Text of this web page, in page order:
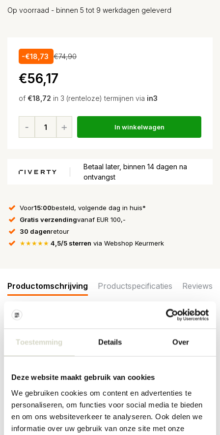
Toestemming Details Over
Deze website maakt gebruik van cookies
We gebruiken cookies om content en advertenties te
personaliseren, om functies voor social media te bieden
en om ons websiteverkeer te analyseren. Ook delen we
informatie over uw gebruik van onze site met onze
Op voorraad - binnen 5 tot 9 werkdagen geleverd
-€18,73 €74,90
€56,17
of €18,72 in 3 (renteloze) termijnen via in3
In winkelwagen
Betaal later, binnen 14 dagen na
ontvangst
Voor15:00besteld, volgende dag in huis*
Gratis verzendingvanaf EUR 100,-
30 dagenretour
★★★★★ 4,5/5 sterren via Webshop Keurmerk
Productomschrijving Productspecificaties Reviews
aan drie kaarsen en het ruwe en gestructureerde oppervlak geeft
hem een ​​warme uitstraling. Afmeting 21,5x27,5x16cm
Materiaal: ijzer
Kleur: goud
Overige: geschikt voor kaarsen met een diameter van 2,2cm
PRODUCTSPECIFICATIES